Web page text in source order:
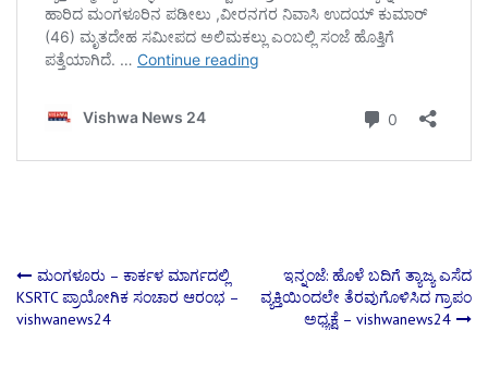
Post
navigation
ಮಂಗಳೂರು – ಕಾರ್ಕಳ ಮಾರ್ಗದಲ್ಲಿ
KSRTC ಪ್ರಾಯೋಗಿಕ ಸಂಚಾರ ಆರಂಭ –
vishwanews24
ಇನ್ನಂಜೆ: ಹೊಳೆ ಬದಿಗೆ ತ್ಯಾಜ್ಯ ಎಸೆದ
ವ್ಯಕ್ತಿಯಿಂದಲೇ ತೆರವುಗೊಳಿಸಿದ ಗ್ರಾಪಂ
ಅಧ್ಯಕ್ಷೆ – vishwanews24